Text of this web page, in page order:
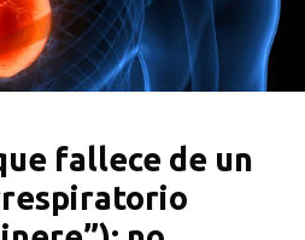
fallece de un